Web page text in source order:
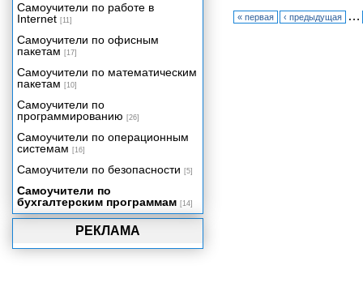
« первая ‹ предыдущая …
РЕКЛАМА
Самоучители по работе в
Internet [11]
Самоучители по офисным
пакетам [17]
Самоучители по математическим
пакетам [10]
Самоучители по
программированию [26]
Самоучители по операционным
системам [16]
Самоучители по безопасности [5]
Самоучители по
бухгалтерским программам [14]